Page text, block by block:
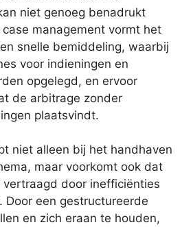
niet genoeg benadrukt
management vormt het
snelle bemiddeling, waarbij
voor indieningen en
opgelegd, en ervoor
de arbitrage zonder
plaatsvindt.
niet alleen bij het handhaven
maar voorkomt ook dat
door inefficiënties
Door een gestructureerde
en zich eraan te houden,